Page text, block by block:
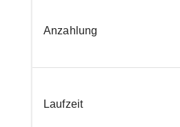
Anzahlung
Laufzeit